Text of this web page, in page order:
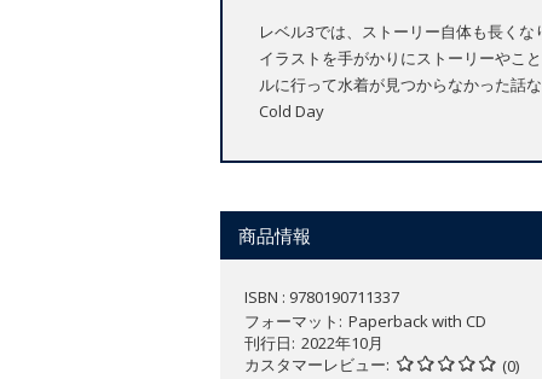
レベル3では、ストーリー自体も長く
イラストを手がかりにストーリーやこ
ルに行って水着が見つからなかった
Cold Day
商品情報
ISBN : 9780190711337
フォーマット
Paperback with CD
刊行日 2022年10月
カスタマーレビュー
(0)